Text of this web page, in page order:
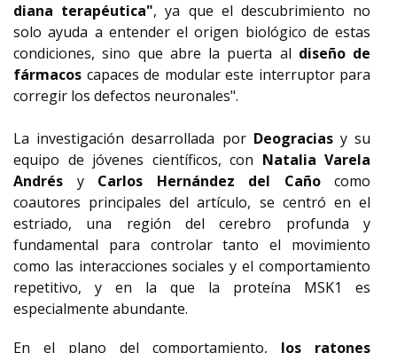
diana terapéutica", ya que el descubrimiento no
solo ayuda a entender el origen biológico de estas
condiciones, sino que abre la puerta al diseño de
fármacos capaces de modular este interruptor para
corregir los defectos neuronales".
La investigación desarrollada por Deograciasy su
equipo de jóvenes científicos, con Natalia Varela
Andrés y Carlos Hernández del Cañocomo
coautores principales del artículo, se centró en el
estriado, una región del cerebro profunda y
fundamental para controlar tanto el movimiento
como las interacciones sociales y el comportamiento
repetitivo, y en la que la proteína MSK1 es
especialmente abundante.
En el plano del comportamiento, los ratones